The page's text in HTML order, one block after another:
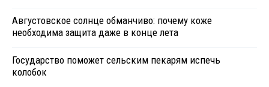
Августовское солнце обманчиво: почему коже
необходима защита даже в конце лета
Государство поможет сельским пекарям испечь
колобок